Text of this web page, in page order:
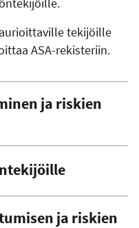
tekijöille
ASA-rekisteriin.
ja riskien
ja riskien